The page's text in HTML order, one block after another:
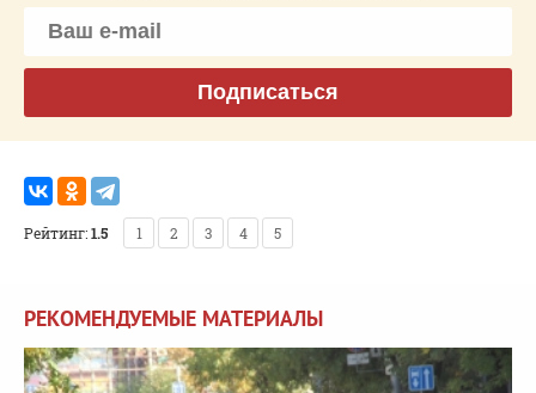
Подписаться
Рейтинг:1.5 1 2 3 4 5
РЕКОМЕНДУЕМЫЕ МАТЕРИАЛЫ